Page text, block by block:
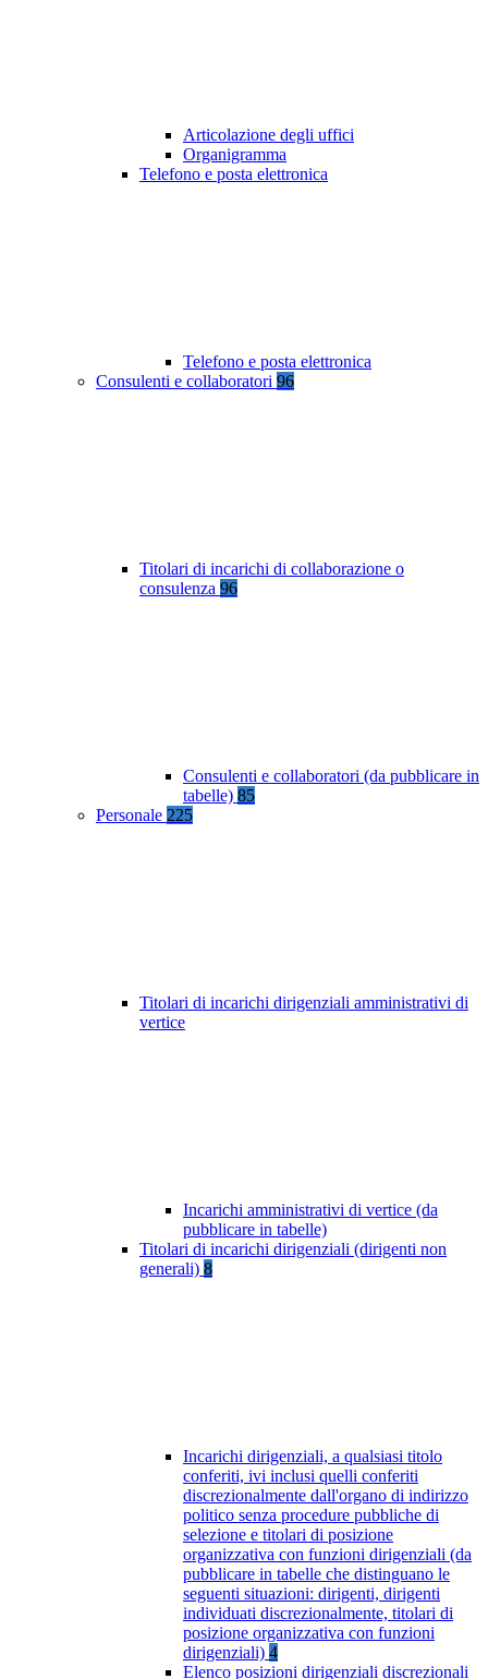
Articolazione degli uffici
Organigramma
Telefono e posta elettronica
Telefono e posta elettronica
Consulenti e collaboratori 96
Titolari di incarichi di collaborazione o
consulenza 96
Consulenti e collaboratori (da pubblicare in
tabelle) 85
Personale 225
Titolari di incarichi dirigenziali amministrativi di
vertice
Incarichi amministrativi di vertice (da
pubblicare in tabelle)
Titolari di incarichi dirigenziali (dirigenti non
generali) 8
Incarichi dirigenziali, a qualsiasi titolo
conferiti, ivi inclusi quelli conferiti
discrezionalmente dall'organo di indirizzo
politico senza procedure pubbliche di
selezione e titolari di posizione
organizzativa con funzioni dirigenziali (da
pubblicare in tabelle che distinguano le
seguenti situazioni: dirigenti, dirigenti
individuati discrezionalmente, titolari di
posizione organizzativa con funzioni
dirigenziali) 4
Elenco posizioni dirigenziali discrezionali